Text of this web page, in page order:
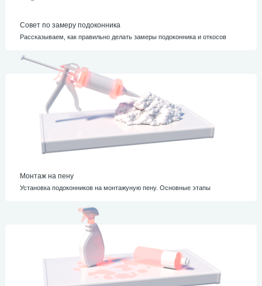
Совет по замеру подоконника
Рассказываем, как правильно делать замеры подоконника и откосов
Монтаж на пену
Установка подоконников на монтажуную пену. Основные этапы